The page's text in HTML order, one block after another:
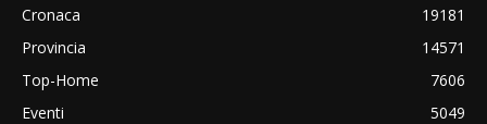
Cronaca
19181
Provincia
14571
Top-Home
7606
Eventi
5049